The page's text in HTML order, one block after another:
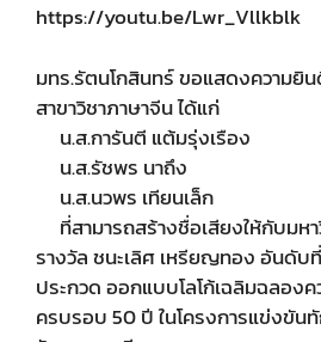
https://youtu.be/Lwr_Vllkblk
มทร.รัตนโกสินทร์ ขอแสดงความ
สาขาวิชาภาษาจีน ได้แก่
น.ส.การันตี แต้มรุ่งเรือง
น.ส.รัชพร นาถึง
น.ส.นวพร เทียนเล็ก
ที่สามารถสร้างชื่อเสียงให้กับมห
รางวัล ชนะเลิศ เหรียญทอง อันดับ
ประกวด ออกแบบโลโก้เฉลิมฉลอง
ครบรอบ 50 ปี ในโครงการแข่งขัน